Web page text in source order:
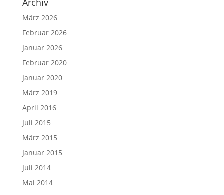
März 2026
Februar 2026
Januar 2026
Februar 2020
Januar 2020
März 2019
April 2016
Juli 2015
März 2015
Januar 2015
Juli 2014
Mai 2014